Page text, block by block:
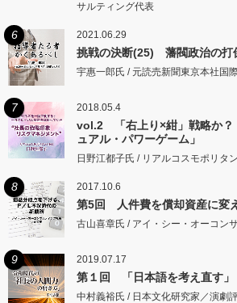
サルティング代表
6 2021.06.29
挑戦の決断(25) 藩閥政治の打
宇惠一郎氏 / 元読売新聞東京本社国
7 2018.05.4
vol.2 「右上り×紺」戦略か？
ュアル・パワーゲーム」
日野江都子氏 / リアルコスモポリタ
8 2017.10.6
第5回 人件費を償却資産に変
古山喜章氏 / アイ・シー・オーコン
9 2019.07.17
第１回 「日本語を考え直す」
中村義裕氏 / 日本文化研究家／演劇